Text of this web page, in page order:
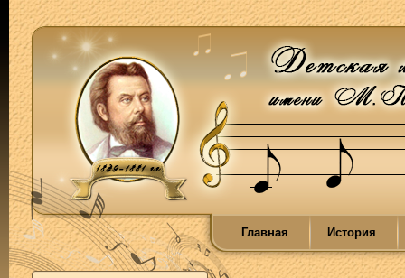
Главная История